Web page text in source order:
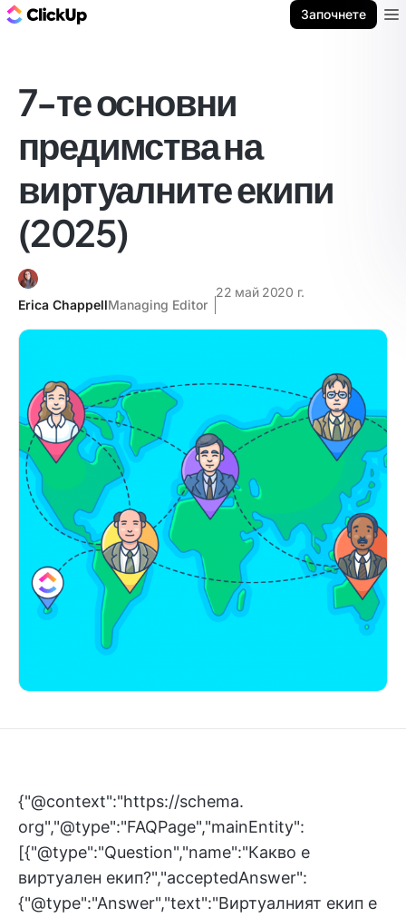
Започнете
7-те основни
предимства на
виртуалните екипи
(2025)
Erica ChappellManaging Editor
22 май 2020 г.
{"@context":"https://schema.
org","@type":"FAQPage","mainEntity":
[{"@type":"Question","name":"Какво е
виртуален екип?","acceptedAnswer":
{"@type":"Answer","text":"Виртуалният екип е